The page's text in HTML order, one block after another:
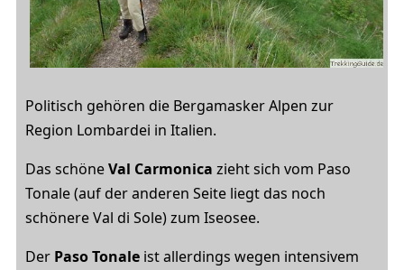
Politisch gehören die Bergamasker Alpen zur
Region Lombardei in Italien.
Das schöneVal Carmonica zieht sich vom Paso
Tonale (auf der anderen Seite liegt das noch
schönere Val di Sole) zum Iseosee.
Der Paso Tonale ist allerdings wegen intensivem